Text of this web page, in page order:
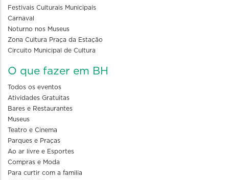
Festivais Culturais Municipais
Carnaval
Noturno nos Museus
Zona Cultura Praça da Estação
Circuito Municipal de Cultura
O que fazer em BH
Todos os eventos
Atividades Gratuitas
Bares e Restaurantes
Museus
Teatro e Cinema
Parques e Praças
Ao ar livre e Esportes
Compras e Moda
Para curtir com a familia